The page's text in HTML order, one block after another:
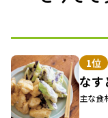
1位
なす
主な食